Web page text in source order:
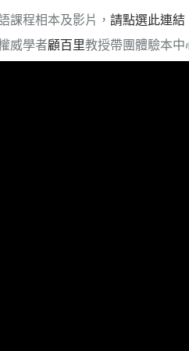
課程相本及影片， 請點選此連結
威學者顧百里教授帶團體驗本